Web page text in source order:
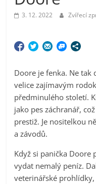
3. 12. 2022 Zvířecí
Doore je fenka. Ne tak
velice zajímavým
předminulého století.
jako pes záchranář,
prestiž. Je nositelkou
a závodů.
Když si panička Doore
vydat nemalý peníz.
veterinářské